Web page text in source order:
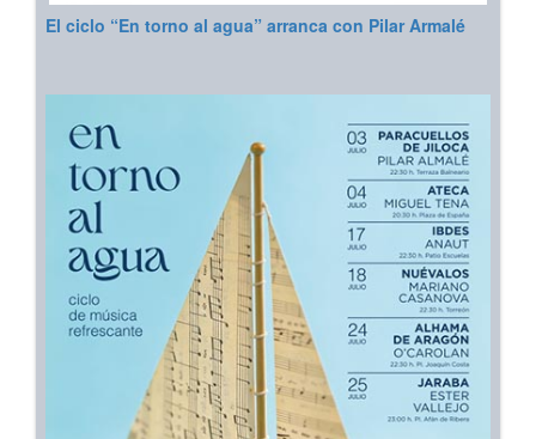
El ciclo “En torno al agua” arranca con Pilar Armalé